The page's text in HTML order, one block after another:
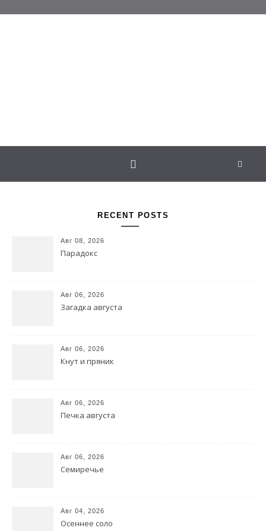
RECENT POSTS
Авг 08, 2026
Парадокс
Авг 06, 2026
Загадка августа
Авг 06, 2026
Кнут и пряник
Авг 06, 2026
Печка августа
Авг 06, 2026
Семиречье
Авг 04, 2026
Осеннее соло